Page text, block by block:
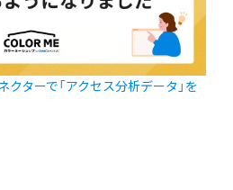
ターで「アクセス分析データ」を